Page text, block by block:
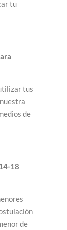
tu
tus
de
18
de